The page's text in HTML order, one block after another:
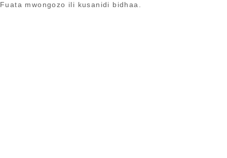
Fuata mwongozo ili kusanidi bidhaa.